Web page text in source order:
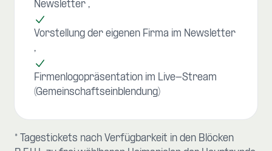
Newsletter
Vorstellung der eigenen Firma im Newsletter
Firmenlogopräsentation im Live-Stream
(Gemeinschaftseinblendung)
* Tagestickets nach Verfügbarkeit in den Blöcken